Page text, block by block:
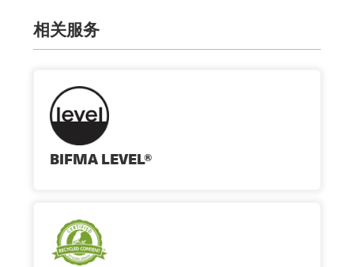
相关服务
BIFMA LEVEL®